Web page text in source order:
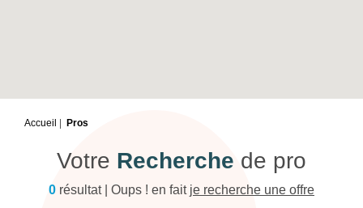
Accueil Pros
Votre Recherche de pro
0 résultat | Oups ! en fait je recherche une offre